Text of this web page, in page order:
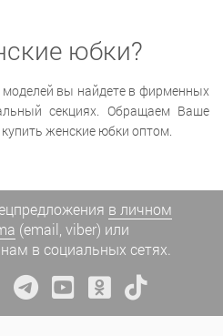
юбки?
вы найдете в фирменных
секциях. Обращаем Ваше
женские юбки оптом.
в личном
(email, viber) или
в социальных сетях.